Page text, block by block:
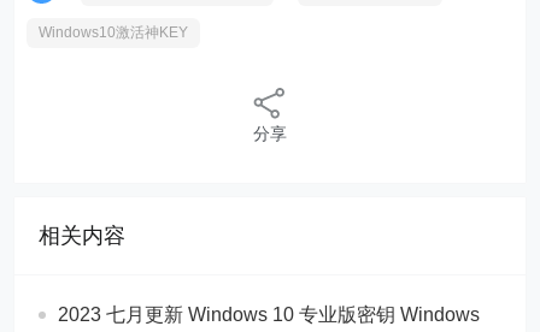
Windows10激活神KEY
分享
相关内容
2023 七月更新 Windows 10 专业版密钥 Windows